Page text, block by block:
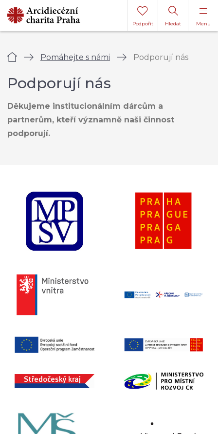
Menu
Hledat
Podpořit
Úvod Pomáhejte s námi Podporují nás
Podporují nás
Děkujeme institucionálním dárcům a
partnerům, kteří významně naši činnost
podporují.